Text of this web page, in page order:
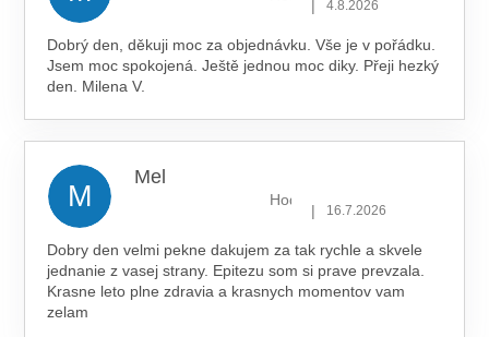
| 4.8.2026
Dobrý den, děkuji moc za objednávku. Vše je v pořádku.
Jsem moc spokojená. Ještě jednou moc diky. Přeji hezký
den. Milena V.
M
Mel
Hodnocení obchodu je 5 z 5
| 16.7.2026
Dobry den velmi pekne dakujem za tak rychle a skvele
jednanie z vasej strany. Epitezu som si prave prevzala.
Krasne leto plne zdravia a krasnych momentov vam
zelam